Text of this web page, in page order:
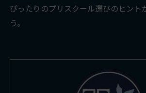
ぴったりのプリスクール選びのヒント
う。